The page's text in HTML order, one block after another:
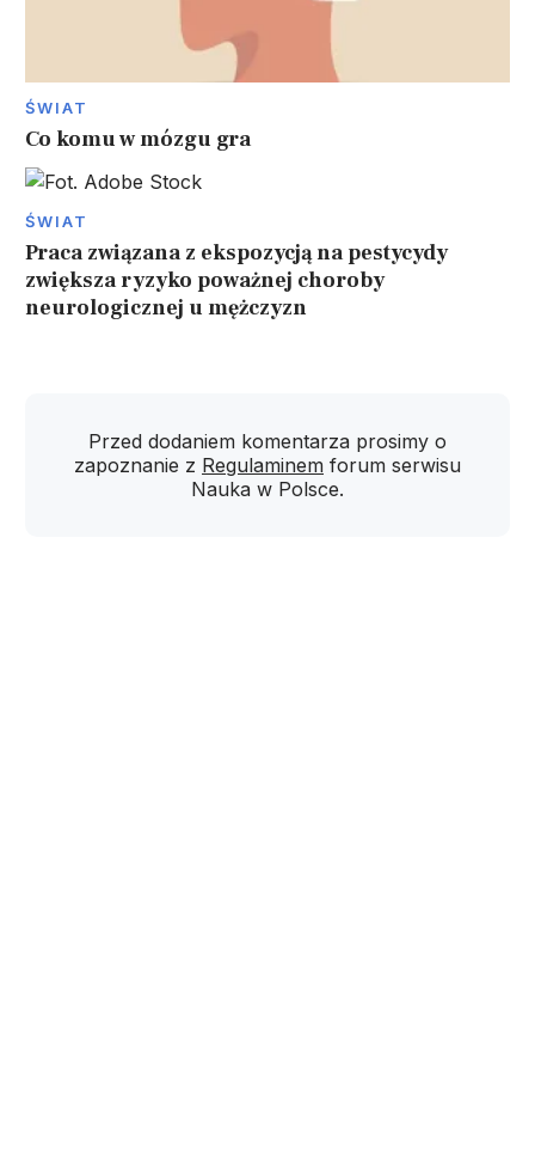
ŚWIAT
Co komu w mózgu gra
ŚWIAT
Praca związana z ekspozycją na pestycydy
zwiększa ryzyko poważnej choroby
neurologicznej u mężczyzn
Przed dodaniem komentarza prosimy o
zapoznanie z Regulaminem forum serwisu
Nauka w Polsce.